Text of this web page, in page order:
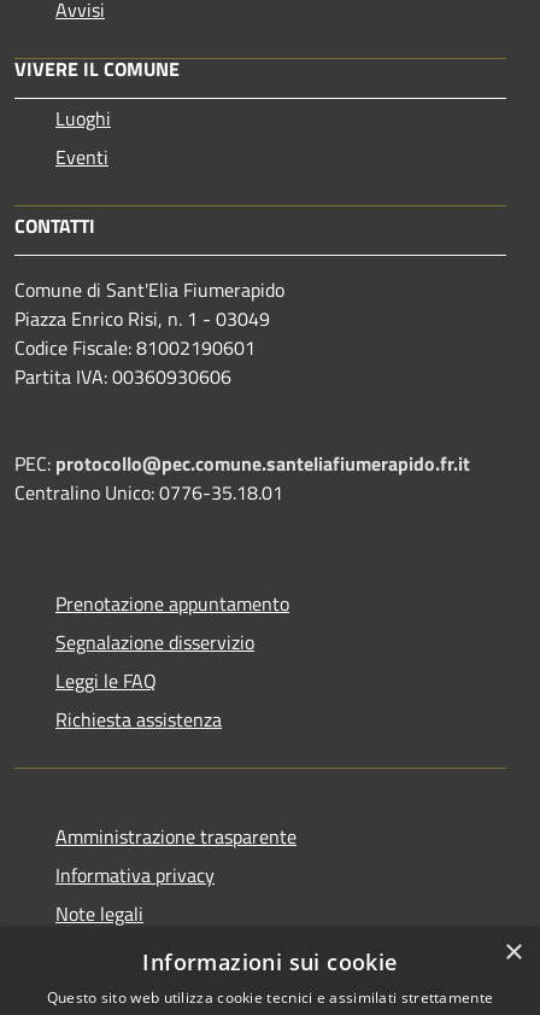
Avvisi
VIVERE IL COMUNE
Luoghi
Eventi
CONTATTI
Comune di Sant'Elia Fiumerapido
Piazza Enrico Risi, n. 1 - 03049
Codice Fiscale: 81002190601
Partita IVA: 00360930606
PEC: protocollo@pec.comune.santeliafiumerapido.fr.it
Centralino Unico: 0776-35.18.01
Prenotazione appuntamento
Segnalazione disservizio
Leggi le FAQ
Richiesta assistenza
Amministrazione trasparente
Informativa privacy
Note legali
Dichiarazione di accessibilità
×
Informazioni sui cookie
Questo sito web utilizza cookie tecnici e assimilati strettamente